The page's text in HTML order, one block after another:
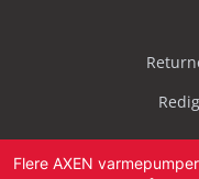
Flere AXEN